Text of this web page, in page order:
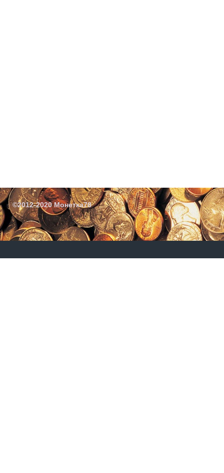
©2012-2020 Монетка78